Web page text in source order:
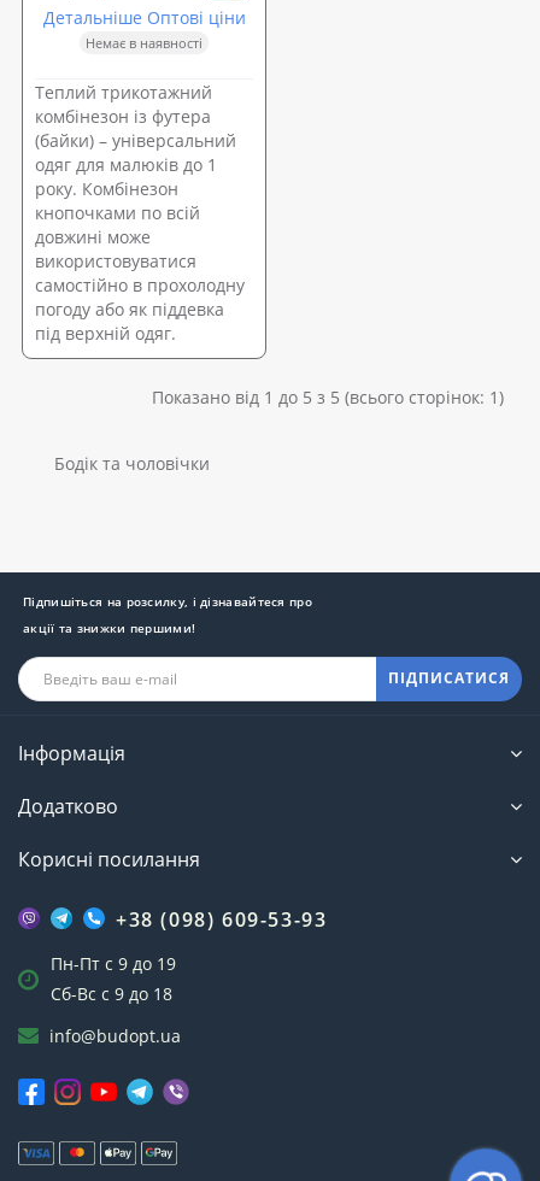
Детальніше Оптові ціни
Немає в наявності
Теплий трикотажний
комбінезон із футера
(байки) – універсальний
одяг для малюків до 1
року. Комбінезон
кнопочками по всій
довжині може
використовуватися
самостійно в прохолодну
погоду або як піддевка
під верхній одяг.
Показано від 1 до 5 з 5 (всього сторінок: 1)
Бодік та чоловічки
Підпишіться на розсилку, і дізнавайтеся про
акції та знижки першими!
ПІДПИСАТИСЯ
Інформація
Додатково
Корисні посилання
+38 (098) 609-53-93
Пн-Пт с 9 до 19
Сб-Вс с 9 до 18
info@budopt.ua